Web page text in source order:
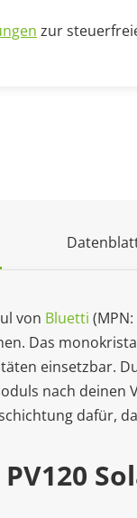
zur
von Bluetti
Das
einsetzbar.
nach
dafür,